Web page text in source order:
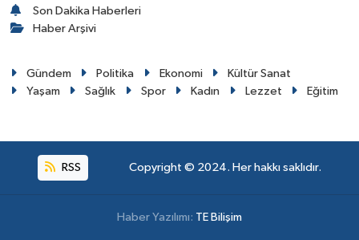
Son Dakika Haberleri
Haber Arşivi
Gündem Politika Ekonomi
Kültür Sanat
Yaşam
Sağlık Spor Kadın Lezzet Eğitim
RSS Copyright © 2024. Her hakkı saklıdır.
Haber Yazılımı: TE Bilişim